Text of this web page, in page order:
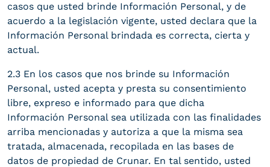
casos que usted brinde Información Personal, y de
acuerdo a la legislación vigente, usted declara que la
Información Personal brindada es correcta, cierta y
actual.
2.3 En los casos que nos brinde su Información
Personal, usted acepta y presta su consentimiento
libre, expreso e informado para que dicha
Información Personal sea utilizada con las finalidades
arriba mencionadas y autoriza a que la misma sea
tratada, almacenada, recopilada en las bases de
datos de propiedad de Crunar. En tal sentido, usted